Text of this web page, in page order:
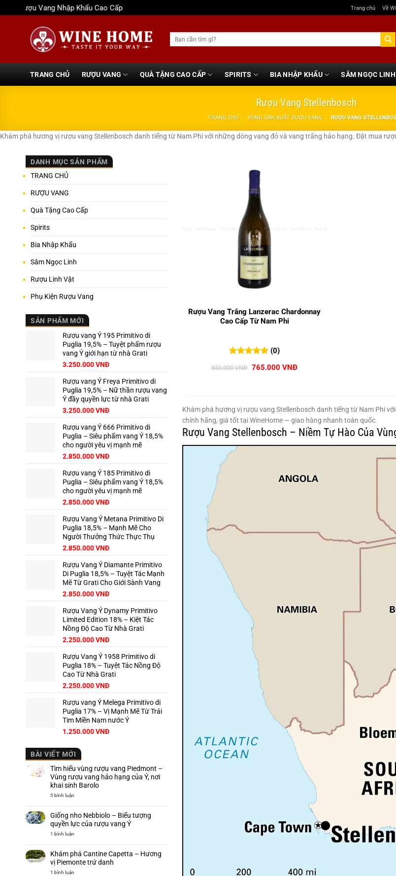
qua
Vang Nhập Khẩu Cao Cấp Trang chủ Về
Tìm
kiếm:
TRANG CHỦ RƯỢU VANG QUÀ TẶNG CAO CẤP SPIRITS BIA NHẬP KHẨU SÂM NGỌC LINH
Rượu Vang Stellenbosch
TRANG CHỦ / VÙNG SẢN XUẤT RƯỢU VANG / RƯỢU VANG
Khám phá hương vị rượu vang Stellenbosch danh tiếng từ Nam Phi với những dòng vang đỏ và vang trắng hảo hạng. Đặt mua
DANH MỤC SẢN PHẨM
TRANG CHỦ
RƯỢU VANG
Quà Tặng Cao Cấp
Spirits
Bia Nhập Khẩu
Sâm Ngọc Linh
Rượu Linh Vật
Phụ Kiện Rượu Vang
SẢN PHẨM MỚI
Rượu vang Ý 195 Primitivo di
Puglia 19,5% – Tuyệt phẩm rượu
vang Ý giới hạn từ nhà Grati
3.250.000VNĐ
Rượu vang Ý Freya Primitivo di
Puglia 19,5% – Nữ thần rượu vang
Ý đầy quyền lực từ nhà Grati
3.250.000VNĐ
Rượu vang Ý 666 Primitivo di
Puglia – Siêu phẩm vang Ý 18,5%
cho người yêu vị mạnh mẽ
2.850.000VNĐ
Rượu vang Ý 185 Primitivo di
Puglia – Siêu phẩm vang Ý 18,5%
cho người yêu vị mạnh mẽ
2.850.000VNĐ
Rượu Vang Ý Metana Primitivo Di
Puglia 18,5% – Mạnh Mẽ Cho
Người Thưởng Thức Thực Thụ
2.850.000VNĐ
Rượu Vang Ý Diamante Primitivo
Di Puglia 18,5% – Tuyệt Tác Mạnh
Mẽ Từ Grati Cho Giới Sành Vang
2.850.000VNĐ
Rượu Vang Ý Dynamy Primitivo
Limited Edition 18% – Kiệt Tác
Nồng Độ Cao Từ Nhà Grati
2.250.000VNĐ
Rượu Vang Ý 1958 Primitivo di
Puglia 18% – Tuyệt Tác Nồng Độ
Cao Từ Nhà Grati
2.250.000VNĐ
Rượu vang Ý Melega Primitivo di
Puglia 17% – Vị Mạnh Mẽ Từ Trái
Tim Miền Nam nước Ý
1.250.000VNĐ
BÀI VIẾT MỚI
Tìm hiểu vùng rượu vang Piedmont –
Vùng rượu vang hảo hạng của Ý, nơi
khai sinh Barolo
5 bình luận
vùng
rượu
vang
Piedmont
hảo
hạng
của
Giống nho Nebbiolo – Biểu tượng
quyền lực của rượu vang Ý
1 bình luận
Nebbiolo
–
Biểu
tượng
Khám phá Cantine Capetta – Hương
vị Piemonte trứ danh
1 bình luận
Rượu Vang Trắng Lanzerac Chardonnay
Cao Cấp Từ Nam Phi
đánh giá
(0)
850.000VNĐ Giá
765.000VNĐGiá
Khám phá hương vị rượu vang Stellenbosch danh tiếng từ Nam Phi
chính hãng, giá tốt tại WineHome — giao hàng nhanh toàn quốc.
Rượu Vang Stellenbosch – Niềm Tự Hào Của